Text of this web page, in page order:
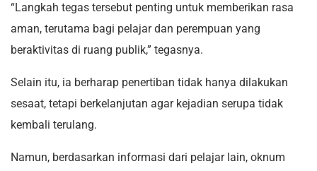
“Langkah tegas tersebut penting untuk memberikan rasa
aman, terutama bagi pelajar dan perempuan yang
beraktivitas di ruang publik,” tegasnya.
Selain itu, ia berharap penertiban tidak hanya dilakukan
sesaat, tetapi berkelanjutan agar kejadian serupa tidak
kembali terulang.
Namun, berdasarkan informasi dari pelajar lain, oknum